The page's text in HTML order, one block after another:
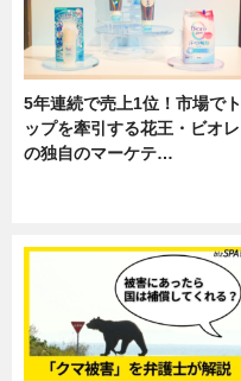
5年連続で売上1位！市場でト
ップを牽引する花王・ビオレ
の独自のマーケテ…